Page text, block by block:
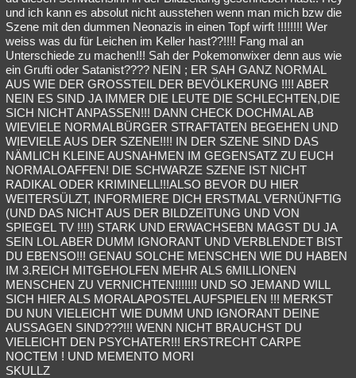
und ich kann es absolut nicht ausstehen wenn man mich bzw die
Szene mit den dummen Neonazis in einen Topf wirft !!!!!!!! Wer
weiss was du für Leichen im Keller hast??!!!! Fang mal an
Unterschiede zu machen!!! Sah der Pokemonwixer denn aus wie
ein Grufti oder Satanist???? NEIN ; ER SAH GANZ NORMAL
AUS WIE DER GROSSTEIL DER BEVÖLKERUNG !!!! ABER
NEIN ES SIND JA IMMER DIE LEUTE DIE SCHLECHTEN,DIE
SICH NICHT ANPASSEN!!! DANN CHECK DOCHMAL AB
WIEVIELE NORMALBÜRGER STRAFTATEN BEGEHEN UND
WIEVIELE AUS DER SZENE!!!! IN DER SZENE SIND DAS
NÄMLICH KLEINE AUSNAHMEN IM GEGENSATZ ZU EUCH
NORMALOAFFEN! DIE SCHWARZE SZENE IST NICHT
RADIKAL ODER KRIMINELL!!!ALSO BEVOR DU HIER
WEITERSÜLZT, INFORMIERE DICH ERSTMAL VERNÜNFTIG
(UND DAS NICHT AUS DER BILDZEITUNG UND VON
SPIEGEL TV !!!!) STARK UND ERWACHSEBN MAGST DU JA
SEIN LOL ABER DUMM IGNORANT UND VERBLENDET BIST
DU EBENSO!!! GENAU SOLCHE MENSCHEN WIE DU HABEN
IM 3.REICH MITGEHOLFEN MEHR ALS 6MILLIONEN
MENSCHEN ZU VERNICHTEN!!!!!!! UND SO JEMAND WILL
SICH HIER ALS MORALAPOSTEL AUFSPIELEN !!! MERKST
DU NUN VIELEICHT WIE DUMM UND IGNORANT DEINE
AUSSAGEN SIND???!!! WENN NICHT BRAUCHST DU
VIELEICHT DEN PSYCHATER!!! ERSTRECHT CARPE
NOCTEM ! UND MEMENTO MORI
SKULLZ